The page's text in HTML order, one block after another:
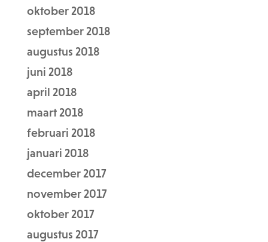
oktober 2018
september 2018
augustus 2018
juni 2018
april 2018
maart 2018
februari 2018
januari 2018
december 2017
november 2017
oktober 2017
augustus 2017